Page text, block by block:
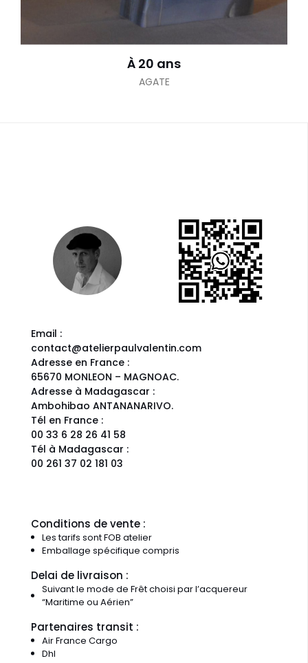
À 20 ans
AGATE
Email :
contact@atelierpaulvalentin.com
Adresse en France :
65670 MONLEON – MAGNOAC.
Adresse à Madagascar :
Ambohibao ANTANANARIVO.
Tél en France :
00 33 6 28 26 41 58
Tél à Madagascar :
00 261 37 02 181 03
Conditions de vente :
Les tarifs sont FOB atelier
Emballage spécifique compris
Delai de livraison :
Suivant le mode de Frêt choisi par l’acquereur
“Maritime ou Aérien”
Partenaires transit :
Air France Cargo
Dhl